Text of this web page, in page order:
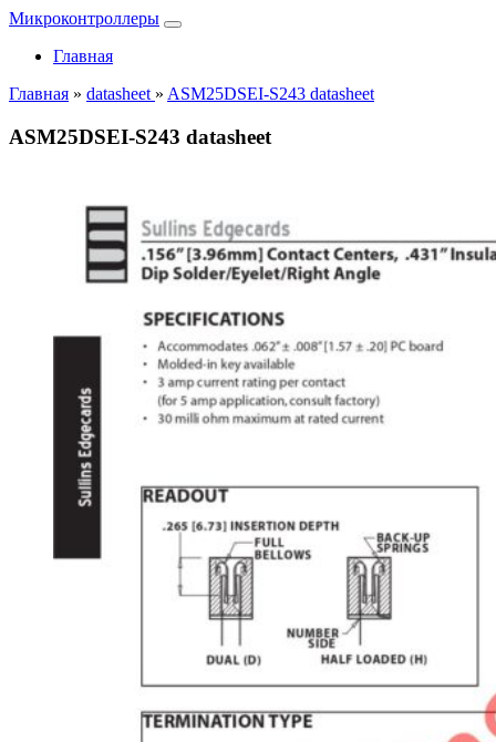
Микроконтроллеры
Главная
Главная » datasheet » ASM25DSEI-S243 datasheet
ASM25DSEI-S243 datasheet